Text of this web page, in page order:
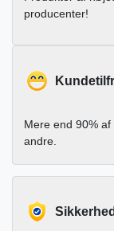
producenter!
Mere end 90%
andre.
Sikkerhed